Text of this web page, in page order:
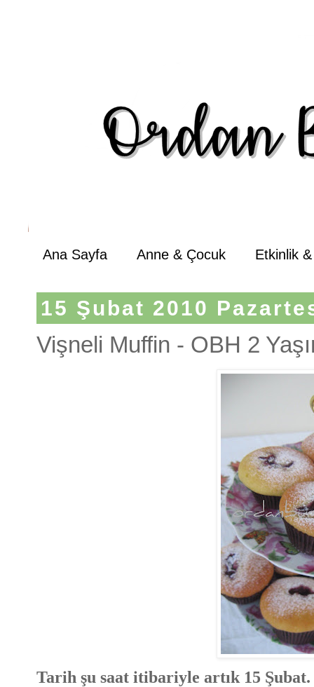
Ana Sayfa Anne & Çocuk Etkinlik
15 Şubat 2010
Vişneli Muffin - OBH 2
Tarih şu saat itibariyle artık 15